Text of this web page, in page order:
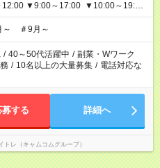
12:00 ▼9:00～17:00 ▼10:00～19:00
～ ＃9月～
/ 40～50代活躍中 / 副業・Wワーク
/ 10名以上の大量募集 / 電話対応な
募する 詳細へ
トレ（キャムコムグループ）